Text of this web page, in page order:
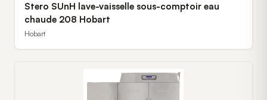
Stero SUnH lave-vaisselle sous-comptoir eau
chaude 208 Hobart
Hobart